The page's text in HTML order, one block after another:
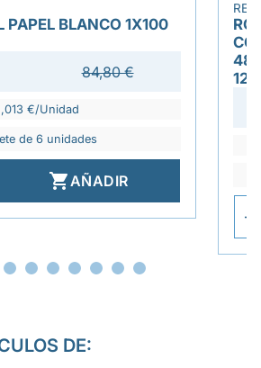
PAPEL BLANCO 1X100
84,80 €
€/Unidad
de 6 unidades
AÑADIR
DE: